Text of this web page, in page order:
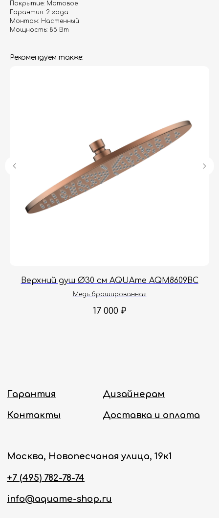
Покрытие: Матовое
Гарантия: 2 года
Монтаж: Настенный
Мощность: 85 Вт
Рекомендуем также:
Верхний душ Ø30 см AQUAme AQM8609BC
Медь брашированная
17 000 ₽
Москва, Новопесчаная улица, 19к1
info@aquame-shop.ru
Онлайн-магазин работает 24/7.
Политика конфиденциальности